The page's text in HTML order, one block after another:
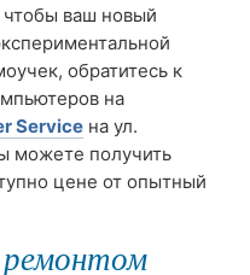
ваш новый
обратитесь к
на
Service на ул.
можете получить
цене от опытный